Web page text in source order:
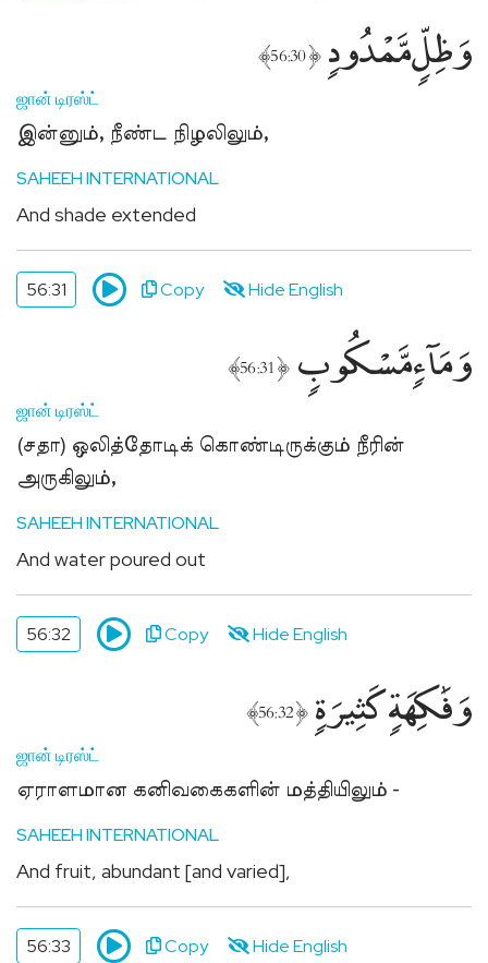
وَظِلٍّۢ مَّمْدُودٍۢ ﴿56:30﴾
ஜான் டிரஸ்ட்
இன்னும், நீண்ட நிழலிலும்,
SAHEEH INTERNATIONAL
And shade extended
56:31 Copy Hide English
وَمَآءٍۢ مَّسْكُوبٍۢ ﴿56:31﴾
ஜான் டிரஸ்ட்
(சதா) ஒலித்தோடிக் கொண்டிருக்கும் நீரின்
அருகிலும்,
SAHEEH INTERNATIONAL
And water poured out
56:32 Copy Hide English
وَفَٰكِهَةٍۢ كَثِيرَةٍۢ ﴿56:32﴾
ஜான் டிரஸ்ட்
ஏராளமான கனிவகைகளின் மத்தியிலும் -
SAHEEH INTERNATIONAL
And fruit, abundant [and varied],
56:33 Copy Hide English